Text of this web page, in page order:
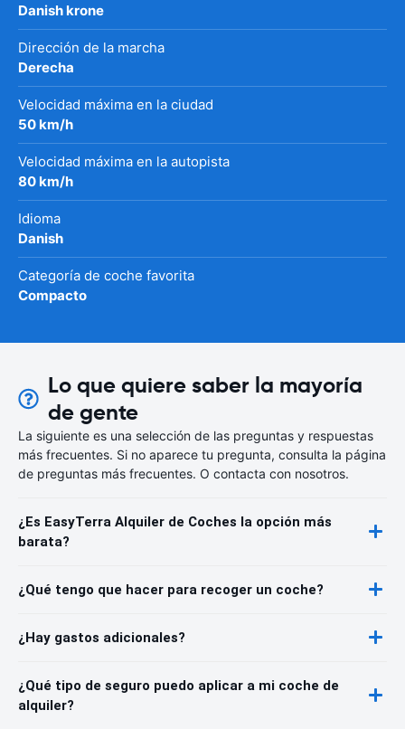
Danish krone
Dirección de la marcha
Derecha
Velocidad máxima en la ciudad
50 km/h
Velocidad máxima en la autopista
80 km/h
Idioma
Danish
Categoría de coche favorita
Compacto
Lo que quiere saber la mayoría
de gente
La siguiente es una selección de las preguntas y respuestas
más frecuentes. Si no aparece tu pregunta, consulta la página
de preguntas más frecuentes. O contacta con nosotros.
¿Es EasyTerra Alquiler de Coches la opción más
barata?
¿Qué tengo que hacer para recoger un coche?
¿Hay gastos adicionales?
¿Qué tipo de seguro puedo aplicar a mi coche de
alquiler?